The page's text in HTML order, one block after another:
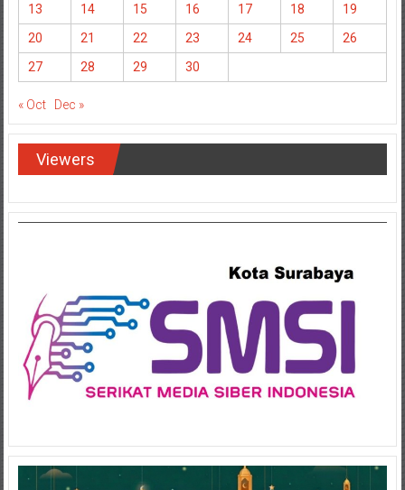
13 14 15 16 17 18
19
20
21 22 23 24 25
26
27
28 29 30
« Oct Dec »
Viewers